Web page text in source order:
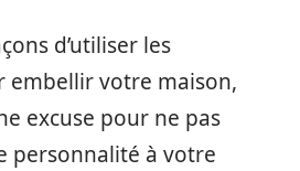
d’utiliser les
embellir votre maison,
excuse pour ne pas
personnalité à votre